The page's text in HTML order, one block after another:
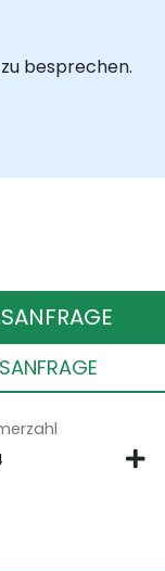
besprechen.